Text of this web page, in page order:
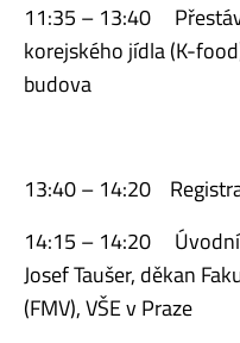
11:35 – 13:40
korejského jídla (K-
budova
13:40 – 14:20
14:15 – 14:20 Úvodní
Josef Taušer, děkan
(FMV), VŠE v Praze